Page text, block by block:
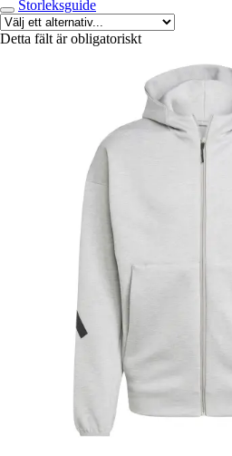
Storleksguide
Detta fält är obligatoriskt